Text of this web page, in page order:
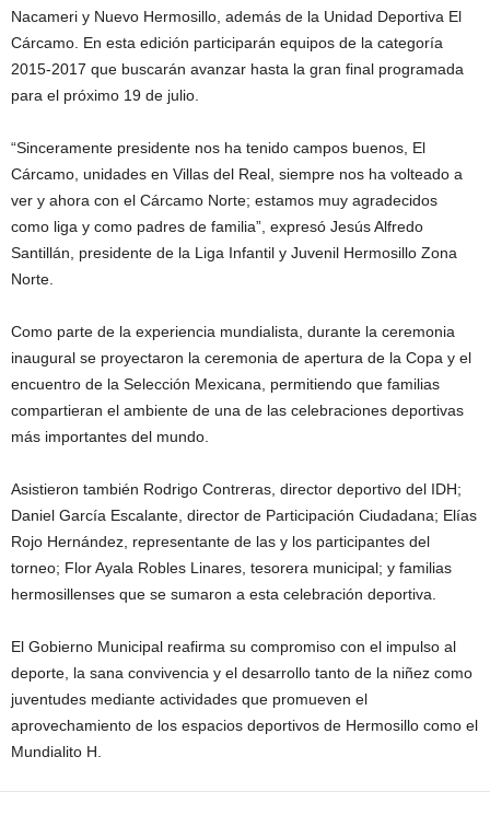
Nacameri y Nuevo Hermosillo, además de la Unidad Deportiva El
Cárcamo. En esta edición participarán equipos de la categoría
2015-2017 que buscarán avanzar hasta la gran final programada
para el próximo 19 de julio.
“Sinceramente presidente nos ha tenido campos buenos, El
Cárcamo, unidades en Villas del Real, siempre nos ha volteado a
ver y ahora con el Cárcamo Norte; estamos muy agradecidos
como liga y como padres de familia”, expresó Jesús Alfredo
Santillán, presidente de la Liga Infantil y Juvenil Hermosillo Zona
Norte.
Como parte de la experiencia mundialista, durante la ceremonia
inaugural se proyectaron la ceremonia de apertura de la Copa y el
encuentro de la Selección Mexicana, permitiendo que familias
compartieran el ambiente de una de las celebraciones deportivas
más importantes del mundo.
Asistieron también Rodrigo Contreras, director deportivo del IDH;
Daniel García Escalante, director de Participación Ciudadana; Elías
Rojo Hernández, representante de las y los participantes del
torneo; Flor Ayala Robles Linares, tesorera municipal; y familias
hermosillenses que se sumaron a esta celebración deportiva.
El Gobierno Municipal reafirma su compromiso con el impulso al
deporte, la sana convivencia y el desarrollo tanto de la niñez como
juventudes mediante actividades que promueven el
aprovechamiento de los espacios deportivos de Hermosillo como el
Mundialito H.